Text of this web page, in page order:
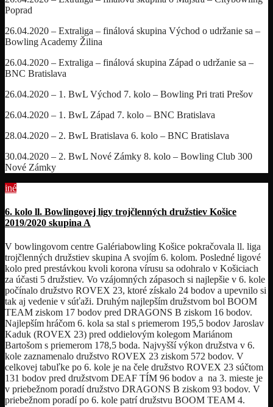
Poprad
26.04.2020 – Extraliga – finálová skupina Východ o udržanie sa –
Bowling Academy Žilina
26.04.2020 – Extraliga – finálová skupina Západ o udržanie sa –
BNC Bratislava
26.04.2020 – 1. BwL Východ 7. kolo – Bowling Pri trati Prešov
26.04.2020 – 1. BwL Západ 7. kolo – BNC Bratislava
28.04.2020 – 2. BwL Bratislava 6. kolo – BNC Bratislava
30.04.2020 – 2. BwL Nové Zámky 8. kolo – Bowling Club 300
Nové Zámky
iné
6. kolo ll. Bowlingovej ligy trojčlenných družstiev Košice
2019/2020 skupina A
V bowlingovom centre Galériabowling Košice pokračovala ll. liga
trojčlenných družstiev skupina A svojím 6. kolom. Posledné ligové
kolo pred prestávkou kvoli korona vírusu sa odohralo v Košiciach
za účasti 5 družstiev. Vo vzájomných zápasoch si najlepšie v 6. kole
počínalo družstvo ROVEX 23, ktoré získalo 24 bodov a upevnilo si
tak aj vedenie v súťaži. Druhým najlepším družstvom bol BOOM
TEAM ziskom 17 bodov pred DRAGONS B ziskom 16 bodov.
Najlepším hráčom 6. kola sa stal s priemerom 195,5 bodov Jaroslav
Kaduk (ROVEX 23) pred oddielovým kolegom Mariánom
Bartošom s priemerom 178,5 boda. Najvyšší výkon družstva v 6.
kole zaznamenalo družstvo ROVEX 23 ziskom 572 bodov. V
celkovej tabuľke po 6. kole je na čele družstvo ROVEX 23 súčtom
131 bodov pred družstvom DEAF TÍM 96 bodov a na 3. mieste je
v priebežnom poradí družstvo DRAGONS B ziskom 93 bodov. V
priebežnom poradí po 6. kole patrí družstvu BOOM TEAM 4.